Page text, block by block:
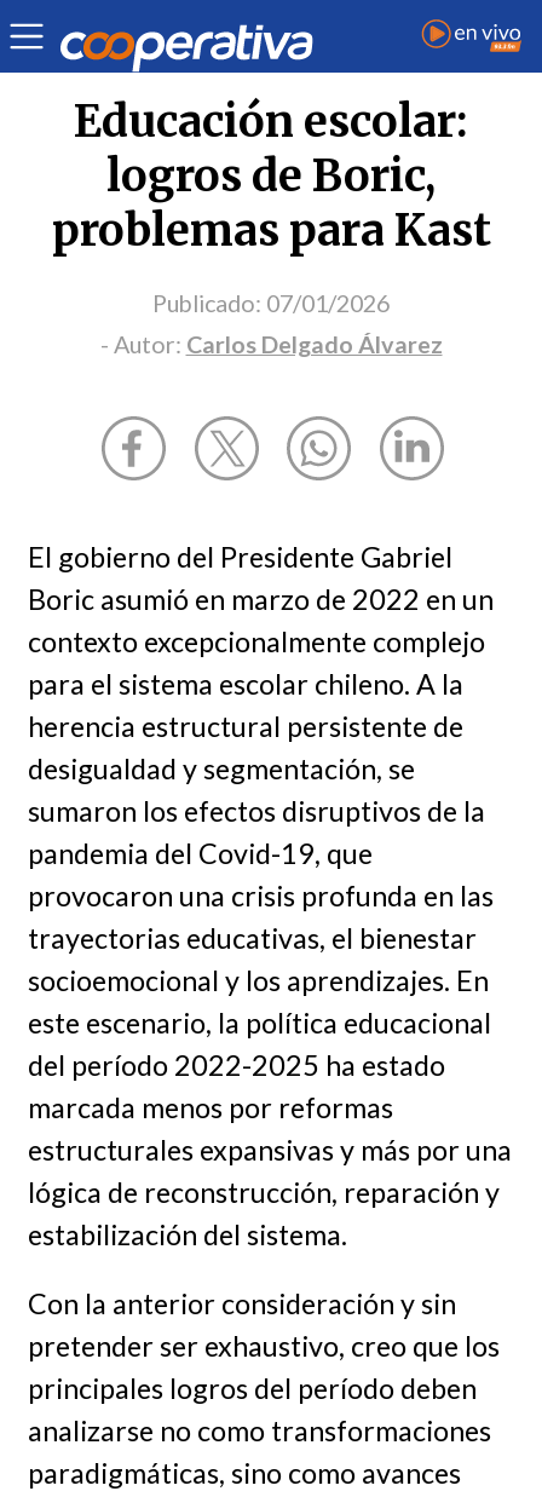
Opinión | Carlos Delgado Álvarez
Educación escolar:
logros de Boric,
problemas para Kast
Publicado: 07/01/2026
- Autor: Carlos Delgado Álvarez
El gobierno del Presidente Gabriel
Boric asumió en marzo de 2022 en un
contexto excepcionalmente complejo
para el sistema escolar chileno. A la
herencia estructural persistente de
desigualdad y segmentación, se
sumaron los efectos disruptivos de la
pandemia del Covid-19, que
provocaron una crisis profunda en las
trayectorias educativas, el bienestar
socioemocional y los aprendizajes. En
este escenario, la política educacional
del período 2022-2025 ha estado
marcada menos por reformas
estructurales expansivas y más por una
lógica de reconstrucción, reparación y
estabilización del sistema.
Con la anterior consideración y sin
pretender ser exhaustivo, creo que los
principales logros del período deben
analizarse no como transformaciones
paradigmáticas, sino como avances